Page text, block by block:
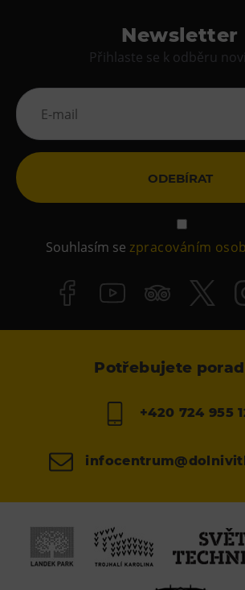
Newsletter
Přihlaste se k odběru
ODEBÍRAT
Souhlasím sezpracováním
Potřebujete
+420 724 955